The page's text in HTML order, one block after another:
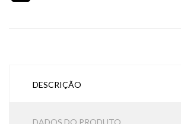
DESCRIÇÃO
DADOS DO PRODUTO